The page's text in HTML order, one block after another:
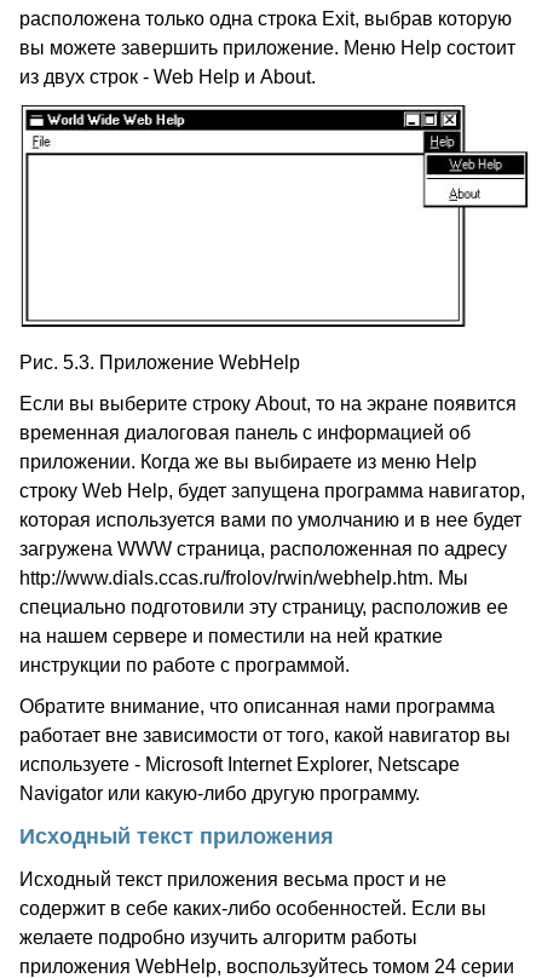
расположена только одна строка Exit, выбрав которую
вы можете завершить приложение. Меню Help состоит
из двух строк - Web Help и About.
Рис. 5.3. Приложение WebHelp
Если вы выберите строку About, то на экране появится
временная диалоговая панель с информацией об
приложении. Когда же вы выбираете из меню Help
строку Web Help, будет запущена программа навигатор,
которая используется вами по умолчанию и в нее будет
загружена WWW страница, расположенная по адресу
http://www.dials.ccas.ru/frolov/rwin/webhelp.htm. Мы
специально подготовили эту страницу, расположив ее
на нашем сервере и поместили на ней краткие
инструкции по работе с программой.
Обратите внимание, что описанная нами программа
работает вне зависимости от того, какой навигатор вы
используете - Microsoft Internet Explorer, Netscape
Navigator или какую-либо другую программу.
Исходный текст приложения
Исходный текст приложения весьма прост и не
содержит в себе каких-либо особенностей. Если вы
желаете подробно изучить алгоритм работы
приложения WebHelp, воспользуйтесь томом 24 серии